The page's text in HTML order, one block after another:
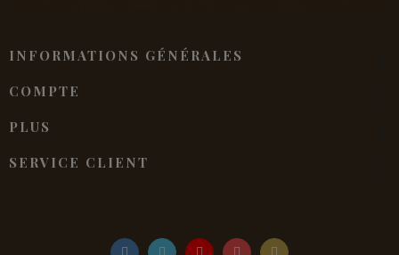
INFORMATIONS GÉNÉRALES
COMPTE
PLUS
SERVICE CLIENT